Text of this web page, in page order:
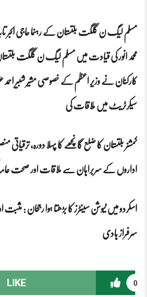
مسلم لیگ ن گلگت بلتستان کے رہنما حاجی اکبر
محمد انور کی قیادت میں مسلم لیگ ن گلگت
کارکنان نے وزیر اعظم کے خصوصی مشیر شبیر احمد
سیکرٹریٹ میں ملاقات کی
کمشنر بلتستان کا ضلع گانچھے کا پہلا دورہ، ترقیاتی
اداروں کے سربراہان سے ملاقات اور صحت عامہ
اسکردو میں ٹیوشن سینٹرز کا بڑھتا ہوا رجحان : مثبت
سرفراز ہادی
0
LIKE